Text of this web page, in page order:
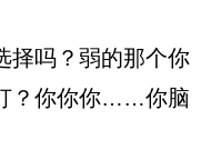
择吗？弱的那个你
？你你你……你脑